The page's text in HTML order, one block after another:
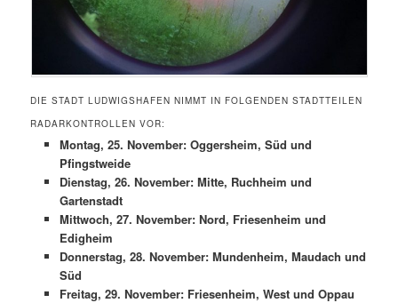
DIE STADT LUDWIGSHAFEN NIMMT IN FOLGENDEN STADTTEILEN
RADARKONTROLLEN VOR:
Montag, 25. November: Oggersheim, Süd und
Pfingstweide
Dienstag, 26. November: Mitte, Ruchheim und
Gartenstadt
Mittwoch, 27. November: Nord, Friesenheim und
Edigheim
Donnerstag, 28. November: Mundenheim, Maudach und
Süd
Freitag, 29. November: Friesenheim, West und Oppau